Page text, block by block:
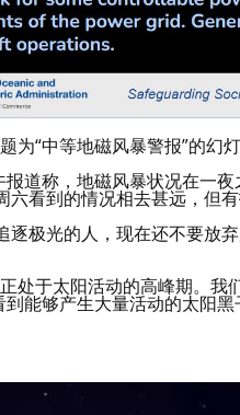
为“中等地磁风暴警报”的幻
报道称，地磁风暴状况在一
六看到的情况相去甚远，但
逐极光的人，现在还不要放
处于太阳活动的高峰期。
到能够产生大量活动的太阳